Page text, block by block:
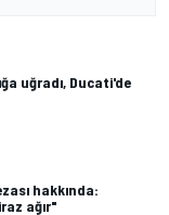
uğradı, Ducati'de
hakkında:
ağır"